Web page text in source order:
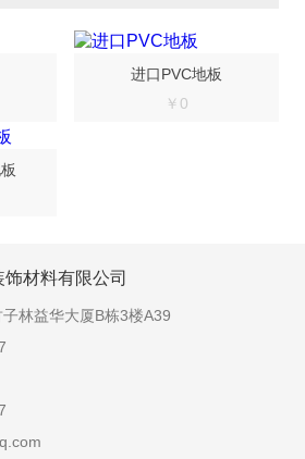
进口PVC地板
￥0
材料有限公司
林益华大厦B栋3楼A39